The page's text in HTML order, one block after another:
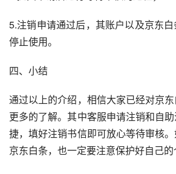
5.注销申请通过后，其账户以及京东
停止使用。
四、小结
通过以上的介绍，相信大家已经对京
更多的了解。其中客服申请注销和自
捷，填好注销书信即可放心等待审核
京东白条，也一定要注意保护好自己的